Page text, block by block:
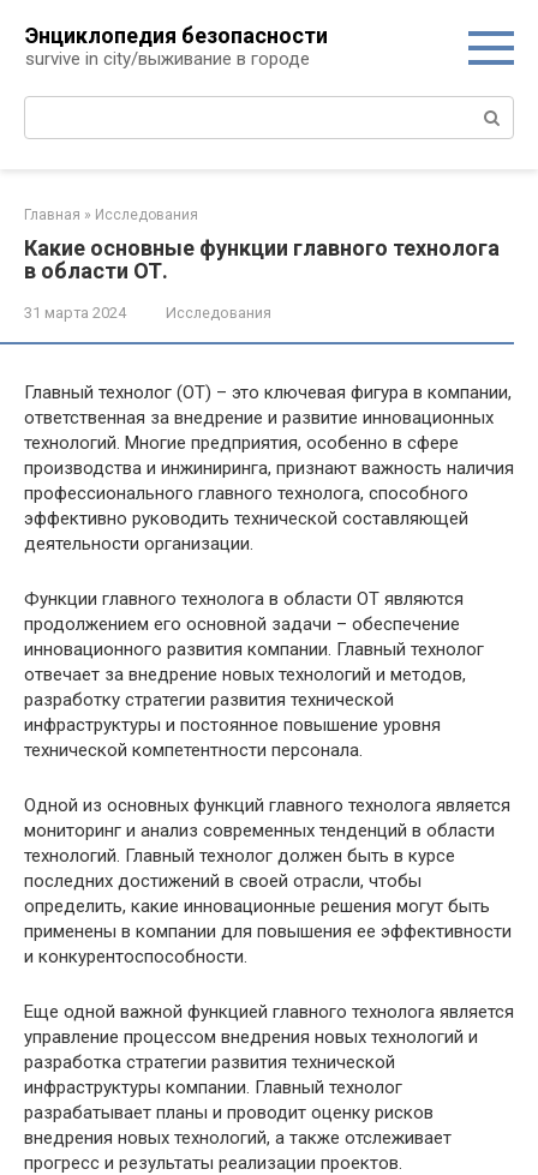
контенту
Энциклопедия безопасности
survive in city/выживание в городе
Поиск:
Главная » Исследования
Какие основные функции главного технолога
в области ОТ.
31 марта 2024 Исследования
Главный технолог (ОТ) – это ключевая фигура в компании,
ответственная за внедрение и развитие инновационных
технологий. Многие предприятия, особенно в сфере
производства и инжиниринга, признают важность наличия
профессионального главного технолога, способного
эффективно руководить технической составляющей
деятельности организации.
Функции главного технолога в области ОТ являются
продолжением его основной задачи – обеспечение
инновационного развития компании. Главный технолог
отвечает за внедрение новых технологий и методов,
разработку стратегии развития технической
инфраструктуры и постоянное повышение уровня
технической компетентности персонала.
Одной из основных функций главного технолога является
мониторинг и анализ современных тенденций в области
технологий. Главный технолог должен быть в курсе
последних достижений в своей отрасли, чтобы
определить, какие инновационные решения могут быть
применены в компании для повышения ее эффективности
и конкурентоспособности.
Еще одной важной функцией главного технолога является
управление процессом внедрения новых технологий и
разработка стратегии развития технической
инфраструктуры компании. Главный технолог
разрабатывает планы и проводит оценку рисков
внедрения новых технологий, а также отслеживает
прогресс и результаты реализации проектов.